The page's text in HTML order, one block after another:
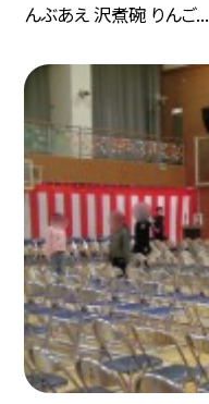
んぶあえ 沢煮碗 りんご...